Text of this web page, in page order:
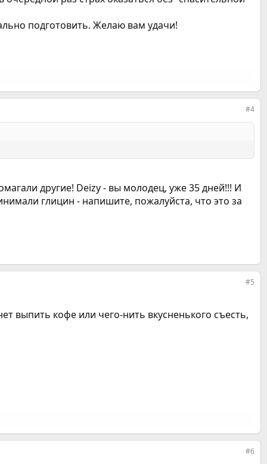
подготовить. Желаю вам удачи!
#4
другие! Deizy - вы молодец, уже 35 дней!!! И
глицин - напишите, пожалуйста, что это за
#5
выпить кофе или чего-нить вкусненького съесть,
#6